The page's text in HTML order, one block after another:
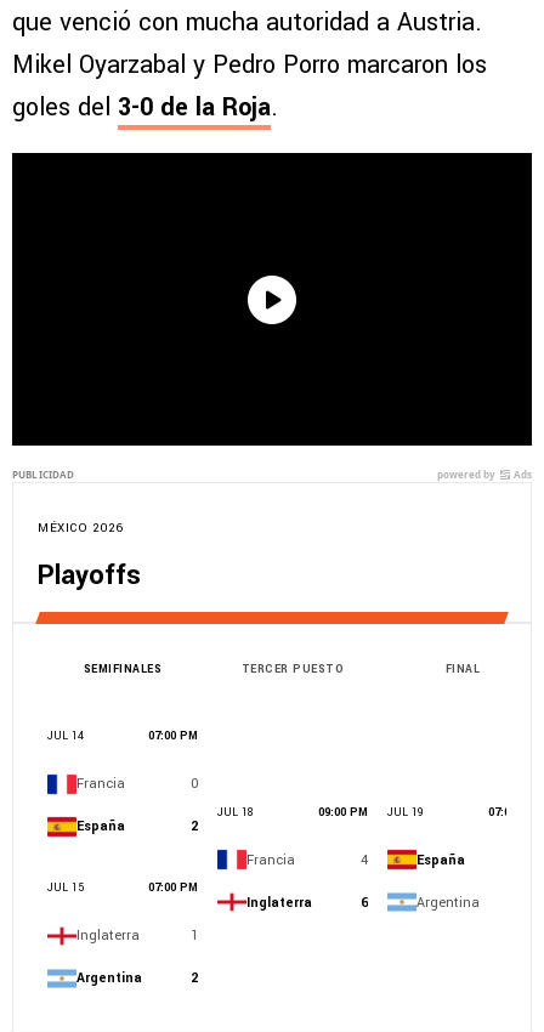
que venció con mucha autoridad a Austria.
Mikel Oyarzabal y Pedro Porro marcaron los
goles del 3-0 de la Roja.